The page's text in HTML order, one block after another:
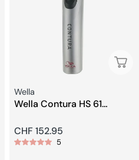
Les Options
Fournisseur:
Wella
Wella Contura HS 61
Prix
CHF 152.95
5